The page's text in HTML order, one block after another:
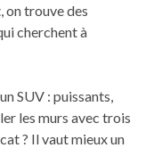
on trouve des
cherchent à
SUV : puissants,
les murs avec trois
? Il vaut mieux un